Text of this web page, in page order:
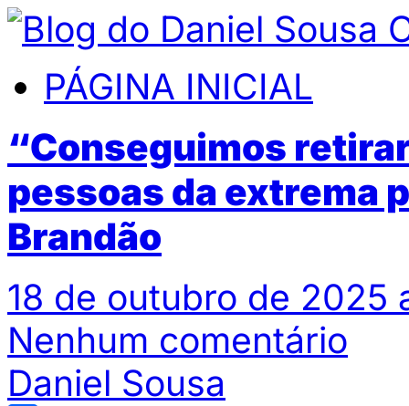
PÁGINA INICIAL
“Conseguimos
pessoas da extrema
Brandão
18 de outubro de 2025
Nenhum comentário
Daniel Sousa